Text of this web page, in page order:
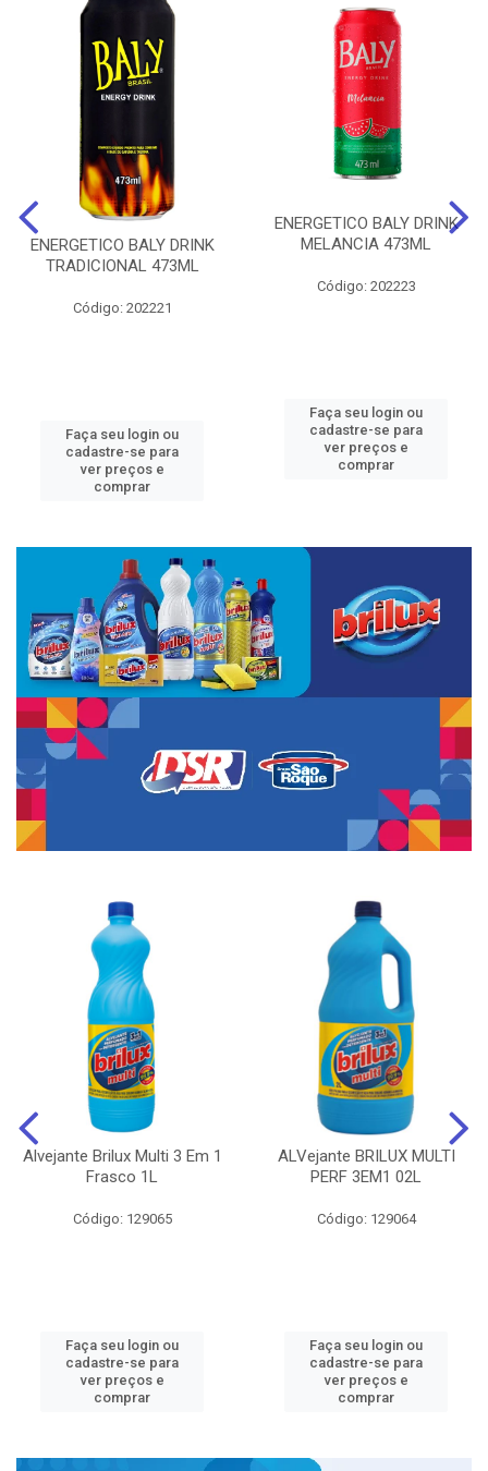
ENERGETICO BALY DRINK
TRADICIONAL 473ML
Código: 202221
Faça seu login ou
cadastre-se para
ver preços e
comprar
ENERGETICO BALY DRINK
MELANCIA 473ML
Código: 202223
Faça seu login ou
cadastre-se para
ver preços e
comprar
Alvejante Brilux Multi 3 Em 1
Frasco 1L
Código: 129065
Faça seu login ou
cadastre-se para
ver preços e
comprar
ALVejante BRILUX MULTI
PERF 3EM1 02L
Código: 129064
Faça seu login ou
cadastre-se para
ver preços e
comprar